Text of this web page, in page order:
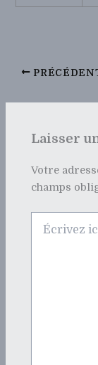
Laisser
Votre
champs
ici…